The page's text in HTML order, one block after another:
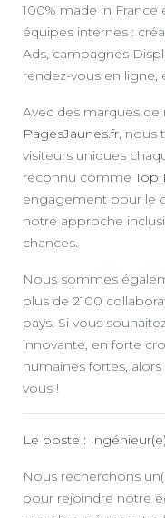
100% made in
équipes internes :
Ads, campagnes
rendez-vous en ligne,
Avec des marques
PagesJaunes.fr, nous
visiteurs uniques
reconnu commeTop
engagement pour le
notre approche
chances.
Nous sommes
plus de 2100
pays. Si vous
innovante, en forte
humaines fortes, alors
vous !
Le poste :
Nous recherchons
pour rejoindre notre